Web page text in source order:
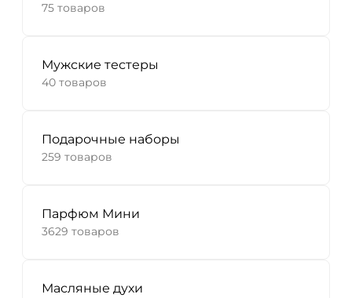
75 товаров
Мужские тестеры
40 товаров
Подарочные наборы
259 товаров
Парфюм Мини
3629 товаров
Масляные духи